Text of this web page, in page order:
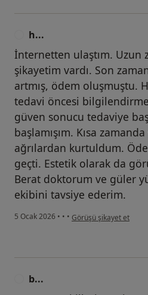
h...
İnternetten ulaştım. Uzun
şikayetim vardı. Son
artmış, ödem oluşmuştu.
tedavi öncesi bilgilendirme
güven sonucu tedaviye
başlamışım. Kısa
ağrılardan kurtuldum.
geçti. Estetik olarak da
Berat doktorum ve güler
ekibini tavsiye ederim.
5 Ocak 2026 • • • kullanıcının görüşüne
Görüşü şikayet et
b...